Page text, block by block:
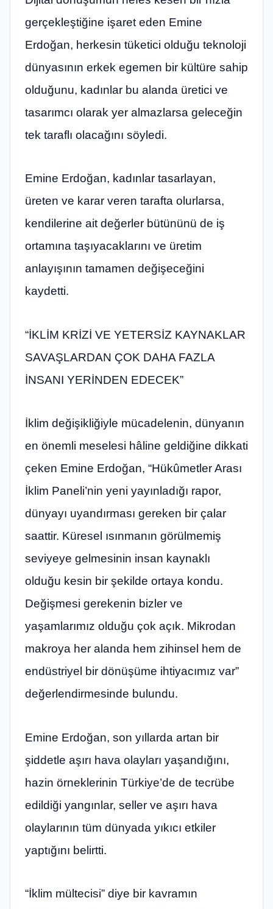
gerçekleştiğine işaret eden Emine
Erdoğan, herkesin tüketici olduğu teknoloji
dünyasının erkek egemen bir kültüre sahip
olduğunu, kadınlar bu alanda üretici ve
tasarımcı olarak yer almazlarsa geleceğin
tek taraflı olacağını söyledi.
Emine Erdoğan, kadınlar tasarlayan,
üreten ve karar veren tarafta olurlarsa,
kendilerine ait değerler bütününü de iş
ortamına taşıyacaklarını ve üretim
anlayışının tamamen değişeceğini
kaydetti.
“İKLİM KRİZİ VE YETERSİZ KAYNAKLAR
SAVAŞLARDAN ÇOK DAHA FAZLA
İNSANI YERİNDEN EDECEK”
İklim değişikliğiyle mücadelenin, dünyanın
en önemli meselesi hâline geldiğine dikkati
çeken Emine Erdoğan, “Hükûmetler Arası
İklim Paneli’nin yeni yayınladığı rapor,
dünyayı uyandırması gereken bir çalar
saattir. Küresel ısınmanın görülmemiş
seviyeye gelmesinin insan kaynaklı
olduğu kesin bir şekilde ortaya kondu.
Değişmesi gerekenin bizler ve
yaşamlarımız olduğu çok açık. Mikrodan
makroya her alanda hem zihinsel hem de
endüstriyel bir dönüşüme ihtiyacımız var”
değerlendirmesinde bulundu.
Emine Erdoğan, son yıllarda artan bir
şiddetle aşırı hava olayları yaşandığını,
hazin örneklerinin Türkiye’de de tecrübe
edildiği yangınlar, seller ve aşırı hava
olaylarının tüm dünyada yıkıcı etkiler
yaptığını belirtti.
“İklim mültecisi” diye bir kavramın